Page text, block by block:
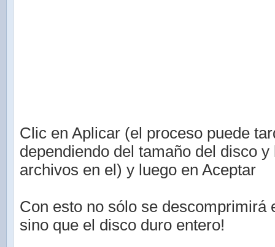
Clic en Aplicar (el proceso puede
dependiendo del tamaño del disco y
archivos en el) y luego en Aceptar
Con esto no sólo se descomprimirá
sino que el disco duro entero!